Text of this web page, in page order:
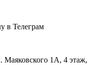
в Телеграм
Маяковского 1А, 4 этаж,